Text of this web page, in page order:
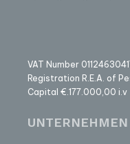
VAT Number
Registration R.E.A. of
Capital €.177.000,00 i.v
UNTERNEHMEN